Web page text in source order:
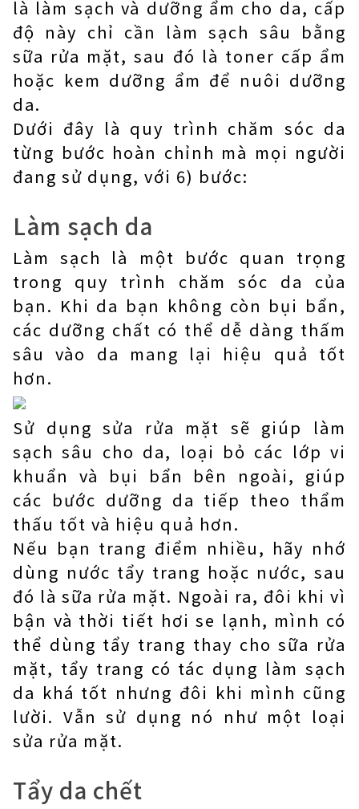
là làm sạch và dưỡng ẩm cho da, cấp
độ này chỉ cần làm sạch sâu bằng
sữa rửa mặt, sau đó là toner cấp ẩm
hoặc kem dưỡng ẩm để nuôi dưỡng
da.
Dưới đây là quy trình chăm sóc da
từng bước hoàn chỉnh mà mọi người
đang sử dụng, với 6) bước:
Làm sạch da
Làm sạch là một bước quan trọng
trong quy trình chăm sóc da của
bạn. Khi da bạn không còn bụi bẩn,
các dưỡng chất có thể dễ dàng thấm
sâu vào da mang lại hiệu quả tốt
hơn.
Sử dụng sửa rửa mặt sẽ giúp làm
sạch sâu cho da, loại bỏ các lớp vi
khuẩn và bụi bẩn bên ngoài, giúp
các bước dưỡng da tiếp theo thẩm
thấu tốt và hiệu quả hơn.
Nếu bạn trang điểm nhiều, hãy nhớ
dùng nước tẩy trang hoặc nước, sau
đó là sữa rửa mặt. Ngoài ra, đôi khi vì
bận và thời tiết hơi se lạnh, mình có
thể dùng tẩy trang thay cho sữa rửa
mặt, tẩy trang có tác dụng làm sạch
da khá tốt nhưng đôi khi mình cũng
lười. Vẫn sử dụng nó như một loại
sửa rửa mặt.
Tẩy da chết